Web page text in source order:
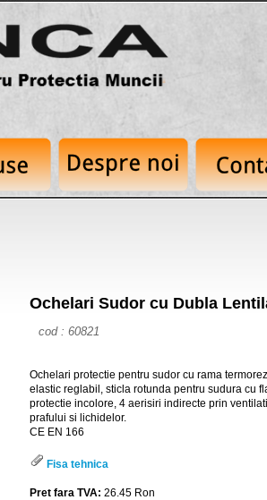
Ochelari Sudor cu Dubla
cod : 60821
Ochelari protectie pentru sudor cu rama
elastic reglabil, sticla rotunda pentru sudura cu
protectie incolore, 4 aerisiri indirecte prin
prafului si lichidelor.
CE EN 166
Fisa tehnica
Pret fara TVA: 26.45 Ron